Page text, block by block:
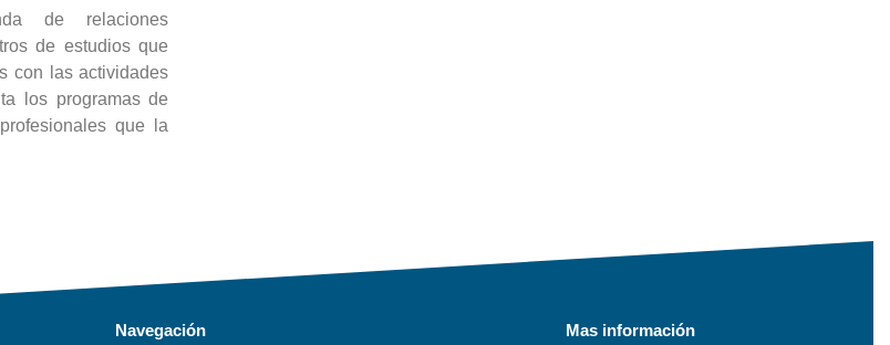
de relaciones
de estudios que
con las actividades
los programas de
que la
Navegación Mas información